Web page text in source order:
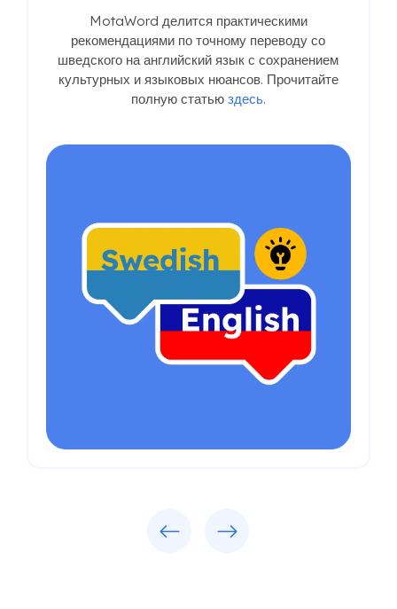
MotaWord делится практическими
рекомендациями по точному переводу со
шведского на английский язык с сохранением
культурных и языковых нюансов. Прочитайте
полную статью здесь.